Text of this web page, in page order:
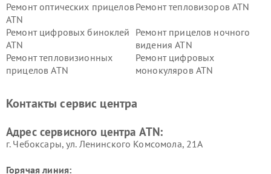
Ремонт оптических прицелов
ATN
Ремонт тепловизоров ATN
Ремонт цифровых биноклей
ATN
Ремонт прицелов ночного
видения ATN
Ремонт тепловизионных
прицелов ATN
Ремонт цифровых
монокуляров ATN
Контакты сервис центра
Адрес сервисного центра ATN:
г. Чебоксары, ул. Ленинского Комсомола, 21А
Горячая линия: